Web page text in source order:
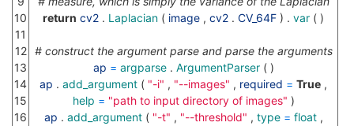
10
11
12
13
14
15
16
return cv2 . Laplacian ( image , cv2 . CV_64F ) . var ( )
# construct the argument parse and parse the arguments
ap = argparse . ArgumentParser ( )
ap . add_argument ( "-i" , "--images" , required = True ,
help = "path to input directory of images" )
ap . add_argument ( "-t" , "--threshold" , type = float ,